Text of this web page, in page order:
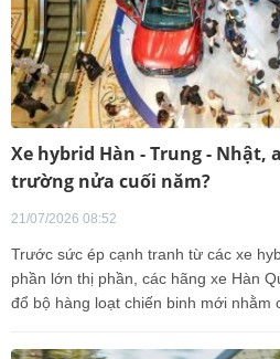
Xe hybrid Hàn - Trung - Nhật,
trường nửa cuối năm?
21/07/2026 08:52
Trước sức ép cạnh tranh từ các xe
phần lớn thị phần, các hãng xe Hàn
đổ bộ hàng loạt chiến binh mới nhằm